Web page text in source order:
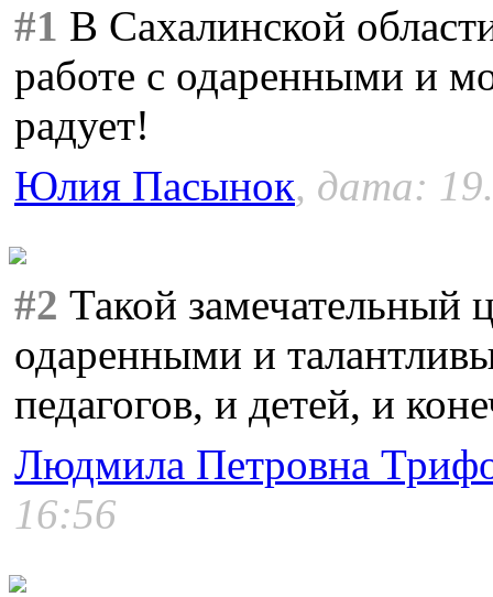
#1 В Сахалинской
работе с одаренными и
радует!
Юлия Пасынок, дата:
#2 Такой замечательный
одаренными и
педагогов, и детей, и
Людмила Петровна
16:56